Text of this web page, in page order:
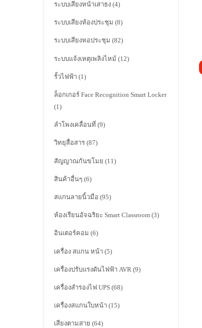
ระบบเสียงหน้าเสาธง (4)
ระบบเสียงห้องประชุม (8)
ระบบเสียงหอประชุม (82)
ระบบแจ้งเหตุเพลิงไหม้ (12)
รั้วไฟฟ้า (1)
ล็อกเกอร์ Face Recognition Smart Locker
(1)
ลำโพงเคลื่อนที่ (9)
วิทยุสื่อสาร (87)
สัญญาณกันขโมย (11)
สินค้าอื่นๆ (6)
สแกนลายนิ้วมือ (95)
ห้องเรียนอัจฉริยะ Smart Classroom (3)
อินเตอร์คอม (6)
เครื่อง สแกน หน้า (5)
เครื่องปรับแรงดันไฟฟ้า AVR (9)
เครื่องสำรองไฟ UPS (68)
เครื่องสแกนใบหน้า (15)
เสียงตามสาย (64)